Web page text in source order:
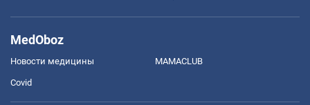
MedOboz
Новости медицины MAMACLUB
Covid